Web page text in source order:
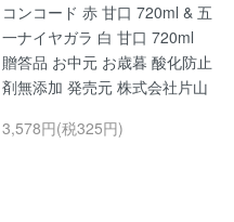
コンコード 赤 甘口 720ml & 五
一ナイヤガラ 白 甘口 720ml
贈答品 お中元 お歳暮 酸化防止
剤無添加 発売元 株式会社片山
3,578円(税325円)